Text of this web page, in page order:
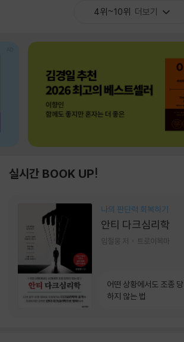
4위~10위 더보기
실시간 BOOK UP!
나의 판단력 회복하기
안티 다크심리학
임철웅 저 트로이목마
어떤 상황에서도 조종 당
하지 않는 법